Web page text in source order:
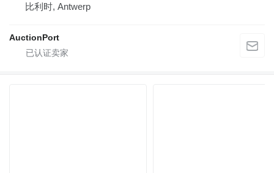
比利时, Antwerp
AuctionPort